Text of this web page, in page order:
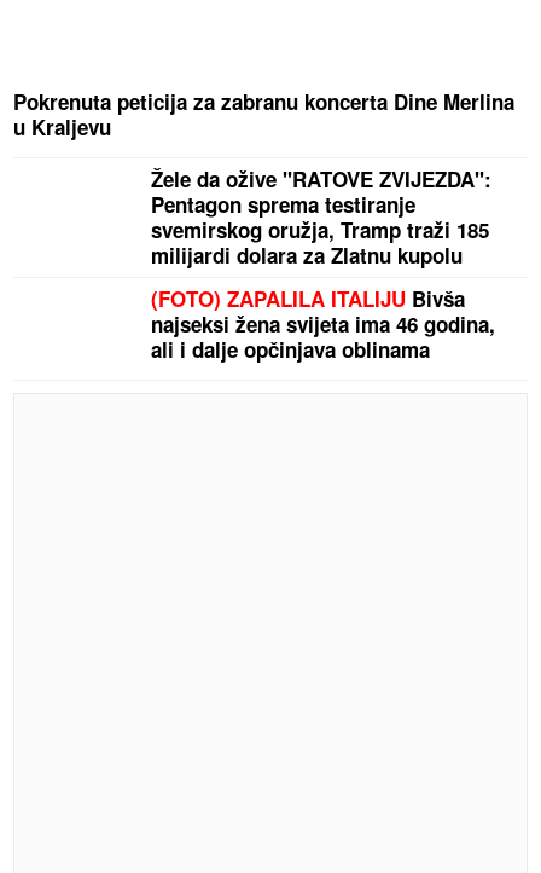
Pokrenuta peticija za zabranu koncerta Dine Merlina
u Kraljevu
Žele da ožive "RATOVE ZVIJEZDA":
Pentagon sprema testiranje
svemirskog oružja, Tramp traži 185
milijardi dolara za Zlatnu kupolu
(FOTO) ZAPALILA ITALIJU Bivša
najseksi žena svijeta ima 46 godina,
ali i dalje opčinjava oblinama